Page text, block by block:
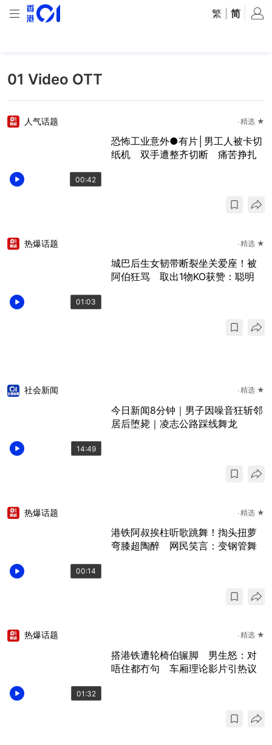
繁 简
01‌ ‌Video‌ ‌OTT
00:42
人气话题 精选 ★
恐怖工业意外●有片│男工人被卡切
纸机 双手遭整齐切断 痛苦挣扎
01:03
热爆话题 精选 ★
城巴后生女韧带断裂坐关爱座！被
阿伯狂骂 取出1物KO获赞：聪明
14:49
社会新闻 精选 ★
今日新闻8分钟｜男子因噪音狂斩邻
居后堕毙｜凌志公路踩线舞龙
00:14
热爆话题 精选 ★
港铁阿叔挨柱听歌跳舞！揈头扭萝
弯膝超陶醉 网民笑言：变钢管舞
01:32
热爆话题 精选 ★
搭港铁遭轮椅伯辗脚 男生怒：对
唔住都冇句 车厢理论影片引热议